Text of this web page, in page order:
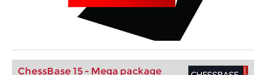
ChessBase 15 - Mega package